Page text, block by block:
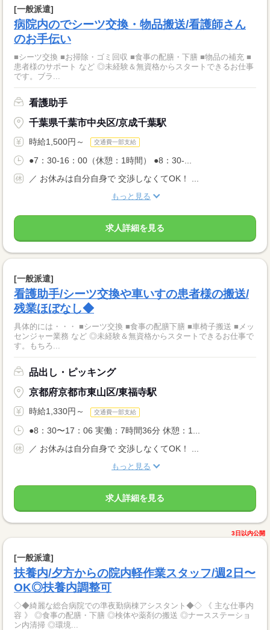
[一般派遣]
病院内のでシーツ交換・物品搬送/看護師さん
のお手伝い
■シーツ交換 ■お掃除・ゴミ回収 ■食事の配膳・下膳 ■物品の補充 ■
患者様のサポート など ◎未経験＆無資格からスタートできるお仕事
です。ブラ...
看護助手
千葉県千葉市中央区/京成千葉駅
時給1,500円～ 交通費一部支給
●7：30‐16：00（休憩：1時間） ●8：30‐...
／ お休みは自分自身で 交渉しなくてOK！ ...
もっと見る
求人詳細を見る
[一般派遣]
看護助手/シーツ交換や車いすの患者様の搬送/
残業ほぼなし◆
具体的には・・・ ■シーツ交換 ■食事の配膳下膳 ■車椅子搬送 ■メッ
センジャー業務 など ◎未経験＆無資格からスタートできるお仕事で
す。もちろ...
品出し・ピッキング
京都府京都市東山区/東福寺駅
時給1,330円～ 交通費一部支給
●8：30〜17：06 実働：7時間36分 休憩：1...
／ お休みは自分自身で 交渉しなくてOK！ ...
もっと見る
求人詳細を見る
3日以内公開
[一般派遣]
扶養内/夕方からの院内軽作業スタッフ/週2日〜
OK◎扶養内調整可
◇◆綺麗な総合病院での準夜勤病棟アシスタント◆◇ 《 主な仕事内
容 》 ◎食事の配膳・下膳 ◎検体や薬剤の搬送 ◎ナースステーショ
ン内清掃 ◎環境...